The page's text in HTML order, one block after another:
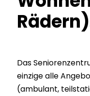
Das
einzige alle
(ambulant,